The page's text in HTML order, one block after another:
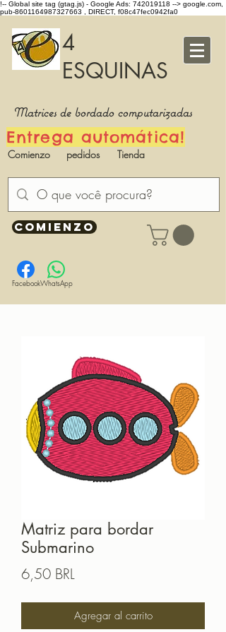
!-- Global site tag (gtag.js) - Google Ads: 742019118 --> google.com,
pub-8601164987327663 , DIRECT, f08c47fec0942fa0
4
ESQUINAS
Matrices de bordado computarizadas
Entrega automática!
Comienzo pedidos Tienda
COMIENZO
FacebookWhatsApp
Matriz para bordar
Submarino
6,50 BRL
Agregar al carrito